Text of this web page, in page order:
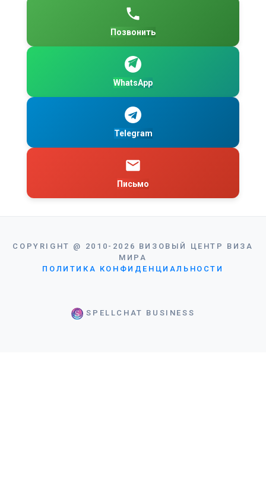
Позвонить
WhatsApp
Telegram
Письмо
COPYRIGHT @ 2010-2026 ВИЗОВЫЙ ЦЕНТР ВИЗА
МИРА
ПОЛИТИКА КОНФИДЕНЦИАЛЬНОСТИ
SPELLCHAT BUSINESS